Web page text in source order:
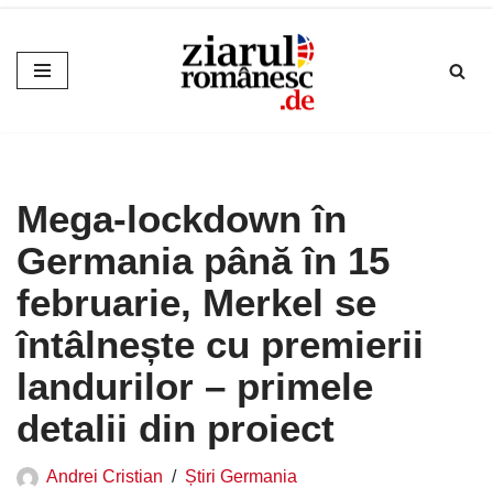
Sari
la
Mega-lockdown în
Germania până în 15
februarie, Merkel se
întâlnește cu premierii
landurilor – primele
detalii din proiect
Andrei Cristian Știri Germania